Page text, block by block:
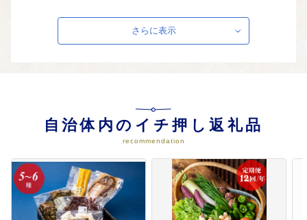
（3）防災の強化のための事業
な事業 ・避難所用資機材 ・備蓄物
（4）教育の充実及び青少年の健全
育成のための事業
主な事業 ・滝上町児童交流事業 ・
図書購入事業（小学校・中学校・
図書館） ・タイムカプセル事業 ・
中学生国際交流事業 ・英語検定受
さらに表示
自治体内のイチ押し返礼品
recommendation